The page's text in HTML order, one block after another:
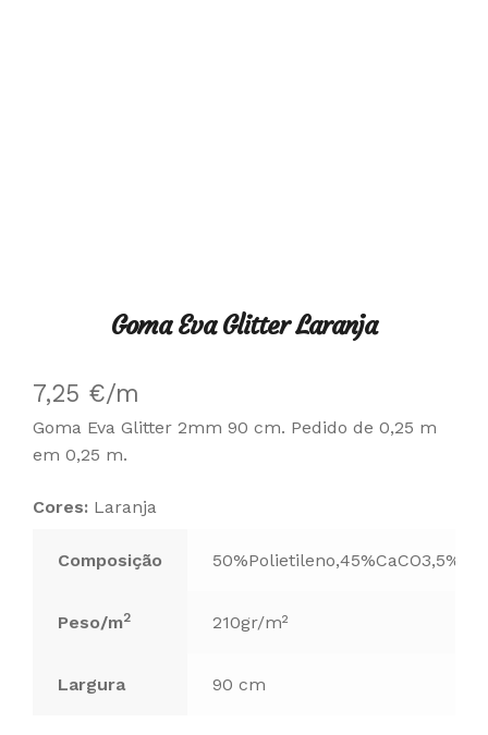
Goma Eva Glitter Laranja
7,25 €/m
Goma Eva Glitter 2mm 90 cm. Pedido de 0,25 m
em 0,25 m.
Cores: Laranja
Composição
Peso/m2 210gr/m²
Largura 90 cm